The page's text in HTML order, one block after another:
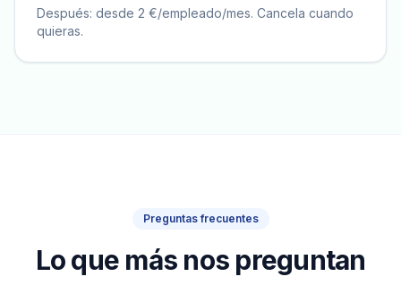
Después: desde 2 €/empleado/mes. Cancela cuando
quieras.
Preguntas frecuentes
Lo que más nos preguntan